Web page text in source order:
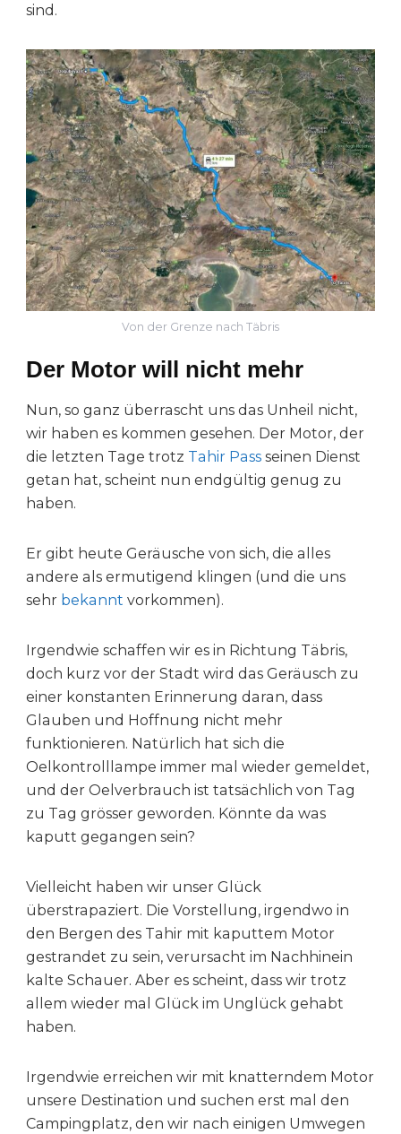
sind.
Von der Grenze nach Täbris
Der Motor will nicht mehr
Nun, so ganz überrascht uns das Unheil nicht,
wir haben es kommen gesehen. Der Motor, der
die letzten Tage trotz Tahir Pass seinen Dienst
getan hat, scheint nun endgültig genug zu
haben.
Er gibt heute Geräusche von sich, die alles
andere als ermutigend klingen (und die uns
sehr bekannt vorkommen).
Irgendwie schaffen wir es in Richtung Täbris,
doch kurz vor der Stadt wird das Geräusch zu
einer konstanten Erinnerung daran, dass
Glauben und Hoffnung nicht mehr
funktionieren. Natürlich hat sich die
Oelkontrolllampe immer mal wieder gemeldet,
und der Oelverbrauch ist tatsächlich von Tag
zu Tag grösser geworden. Könnte da was
kaputt gegangen sein?
Vielleicht haben wir unser Glück
überstrapaziert. Die Vorstellung, irgendwo in
den Bergen des Tahir mit kaputtem Motor
gestrandet zu sein, verursacht im Nachhinein
kalte Schauer. Aber es scheint, dass wir trotz
allem wieder mal Glück im Unglück gehabt
haben.
Irgendwie erreichen wir mit knatterndem Motor
unsere Destination und suchen erst mal den
Campingplatz, den wir nach einigen Umwegen